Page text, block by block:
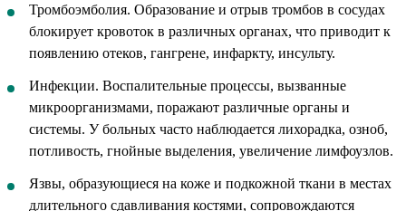
Тромбоэмболия. Образование и отрыв тромбов в сосудах
блокирует кровоток в различных органах, что приводит к
появлению отеков, гангрене, инфаркту, инсульту.
Инфекции. Воспалительные процессы, вызванные
микроорганизмами, поражают различные органы и
системы. У больных часто наблюдается лихорадка, озноб,
потливость, гнойные выделения, увеличение лимфоузлов.
Язвы, образующиеся на коже и подкожной ткани в местах
длительного сдавливания костями, сопровождаются